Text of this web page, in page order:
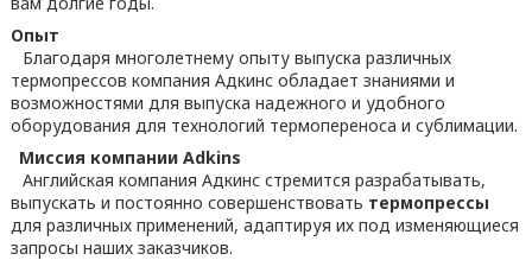
Опыт
Благодаря многолетнему опыту выпуска различных
термопрессов компания Адкинс обладает знаниями и
возможностями для выпуска надежного и удобного
оборудования для технологий термопереноса и сублимации.
Миссия компании Adkins
Английская компания Адкинс стремится разрабатывать,
выпускать и постоянно совершенствовать термопрессы
для различных применений, адаптируя их под изменяющиеся
запросы наших заказчиков.